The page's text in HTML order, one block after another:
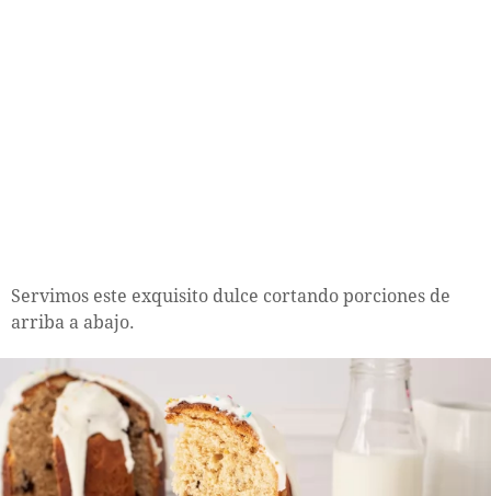
Servimos este exquisito dulce cortando porciones de
arriba a abajo.